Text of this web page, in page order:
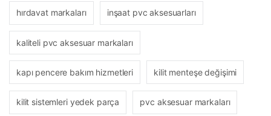
hırdavat markaları inşaat pvc aksesuarları
kaliteli pvc aksesuar markaları
kapı pencere bakım hizmetleri kilit menteşe değişimi
kilit sistemleri yedek parça pvc aksesuar markaları